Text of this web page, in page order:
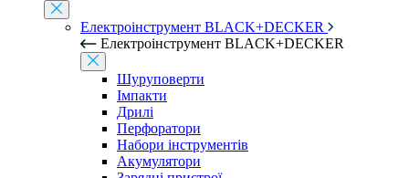
Електроінструмент BLACK+DECKER
Електроінструмент BLACK+DECKER
Шуруповерти
Імпакти
Дрилі
Перфоратори
Набори інструментів
Акумулятори